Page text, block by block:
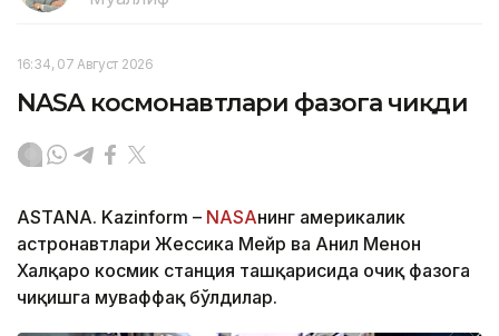
16:34, 07 Август 2026
NASA космонавтлари фазога чиқди
ASTANA. Kazinform – NASAнинг америкалик
астронавтлари Жессика Мейр ва Анил Менон
Халқаро космик станция ташқарисида очиқ фазога
чиқишга муваффақ бўлдилар.